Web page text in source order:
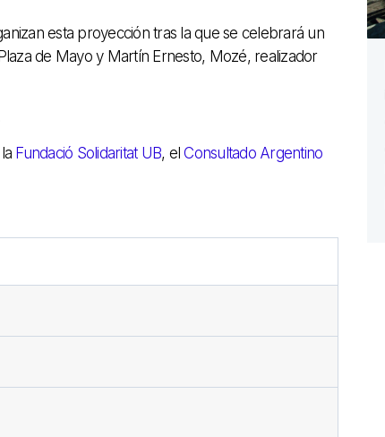
esta proyección tras la que se celebrará un
de Mayo y Martín Ernesto, Mozé, realizador
Fundació Solidaritat UB, elConsultado Argentino